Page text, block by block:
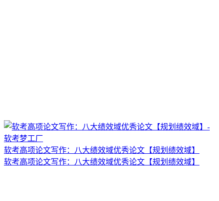
软考高项论文写作：八大绩效域优秀论文【规划绩效域】
软考高项论文写作：八大绩效域优秀论文【规划绩效域】